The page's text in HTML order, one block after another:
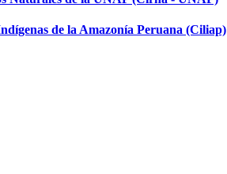
de la Amazonía Peruana (Ciliap)